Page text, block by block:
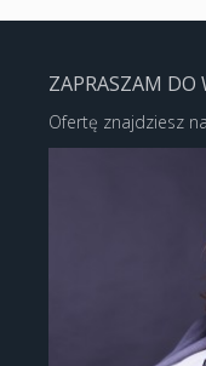
ZAPRASZAM DO
Ofertę znajdziesz